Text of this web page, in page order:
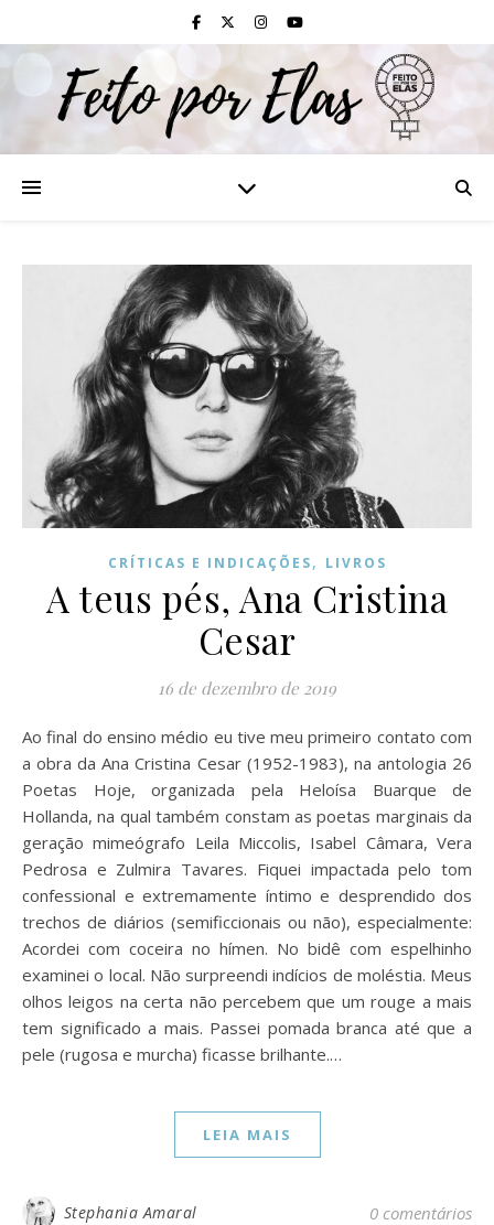
CRÍTICAS E INDICAÇÕES, LIVROS
A teus pés, Ana Cristina
Cesar
16 de dezembro de 2019
Ao final do ensino médio eu tive meu primeiro contato com
a obra da Ana Cristina Cesar (1952-1983), na antologia 26
Poetas Hoje, organizada pela Heloísa Buarque de
Hollanda, na qual também constam as poetas marginais da
geração mimeógrafo Leila Miccolis, Isabel Câmara, Vera
Pedrosa e Zulmira Tavares. Fiquei impactada pelo tom
confessional e extremamente íntimo e desprendido dos
trechos de diários (semificcionais ou não), especialmente:
Acordei com coceira no hímen. No bidê com espelhinho
examinei o local. Não surpreendi indícios de moléstia. Meus
olhos leigos na certa não percebem que um rouge a mais
tem significado a mais. Passei pomada branca até que a
pele (rugosa e murcha) ficasse brilhante.…
LEIA MAIS
Stephania Amaral 0 comentários